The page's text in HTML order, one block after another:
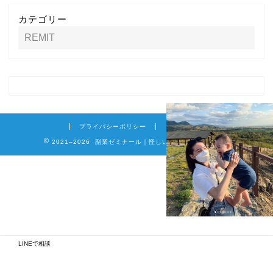
カテゴリー
プライバシーポリシー 免責事項
2021–2026 副業ゼミナール｜怪しい詐欺副業を徹底調査
LINEで相談